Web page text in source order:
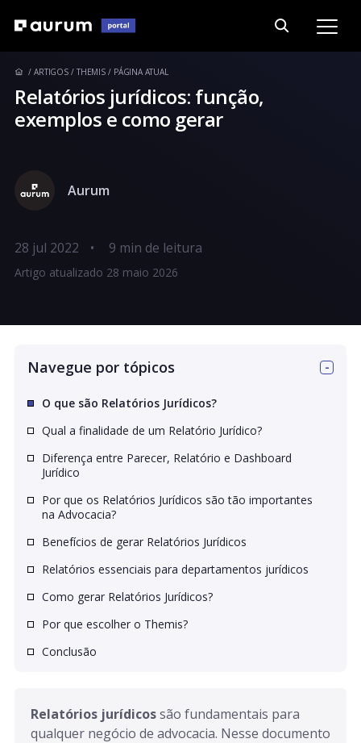
ARTIGOS THEMIS PÁGINA ATUAL
Relatórios jurídicos: função,
exemplos e como gerar
Aurum
28 jul 2022 •
Artigo atualizado 28 maio 2026
Navegue por tópicos
O que são Relatórios Jurídicos?
Qual a finalidade de um Relatório Jurídico?
Diferença entre Parecer, Relatório e Dashboard
Jurídico
Por que os Relatórios Jurídicos são tão importantes
na Advocacia?
Benefícios de gerar Relatórios Jurídicos
Relatórios essenciais para departamentos jurídicos
Como gerar Relatórios Jurídicos?
Por que escolher o Themis?
Conclusão
Relatórios jurídicos são fundamentais para
qualquer negócio de advocacia. Nesse documento